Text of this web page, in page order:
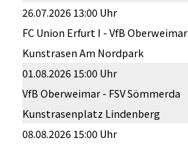
26.07.2026 13:00 Uhr
FC Union Erfurt I - VfB Oberweimar
Kunstrasen Am Nordpark
01.08.2026 15:00 Uhr
VfB Oberweimar - FSV Sömmerda
Kunstrasenplatz Lindenberg
08.08.2026 15:00 Uhr